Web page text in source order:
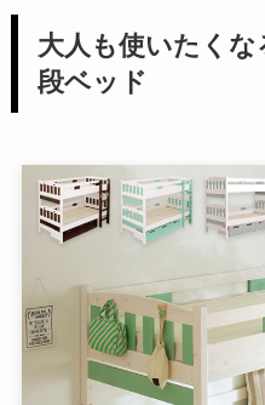
大人も使いたく
段ベッド